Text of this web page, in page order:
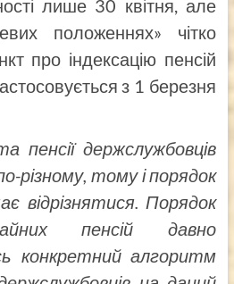
лише 30 квітня, але
положеннях» чітко
про індексацію пенсій
з 1 березня
пенсії держслужбовців
різному, тому і порядок
відрізнятися. Порядок
пенсій давно
конкретний алгоритм